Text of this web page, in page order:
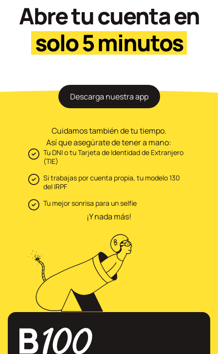
Abre tu cuenta en
solo 5 minutos
Descarga nuestra app
Cuidamos también de tu tiempo.
Así que asegúrate de tener a mano:
Tu DNI o tu Tarjeta de Identidad de Extranjero
(TIE)
Si trabajas por cuenta propia, tu modelo 130
del IRPF
Tu mejor sonrisa para un selfie
¡Y nada más!